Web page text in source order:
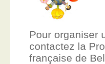
Pour organiser
contactez la
française de